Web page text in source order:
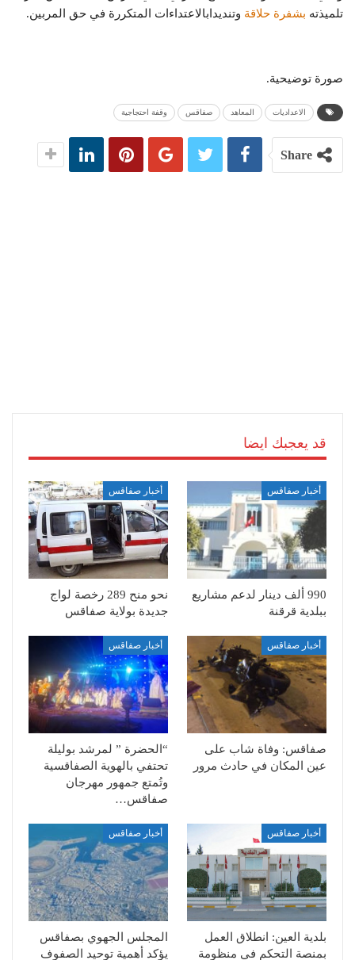
تلميذته بشفرة حلاقة وتنديدابالاعتداءات المتكررة في حق المربين.
صورة توضيحية.
الاعداديات المعاهد صفاقس وقفة احتجاجية
Share
قد يعجبك ايضا
أخبار صفاقس
990 ألف دينار لدعم مشاريع
ببلدية قرقنة
أخبار صفاقس
نحو منح 289 رخصة لواج
جديدة بولاية صفاقس
أخبار صفاقس
صفاقس: وفاة شاب على
عين المكان في حادث مرور
أخبار صفاقس
“الحضرة ” لمرشد بوليلة
تحتفي بالهوية الصفاقسية
وتُمتع جمهور مهرجان
صفاقس…
أخبار صفاقس
بلدية العين: انطلاق العمل
بمنصة التحكم في منظومة
أخبار صفاقس
المجلس الجهوي بصفاقس
يؤكد أهمية توحيد الصفوف